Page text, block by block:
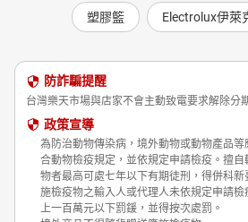
塑膠籃 Electrolux伊萊
防詐騙提醒
台灣樂天市場與店家不會主動致電要求解除分
政策宣導
為防治動物傳染病，境外動物或動物產品
合動物檢疫規定，並依規定申請檢疫。擅
物者最高可處七年以下有期徒刑，得併科
施檢疫物之輸入人或代理人未依規定申請
上一百萬元以下罰鍰，並得按次處罰。